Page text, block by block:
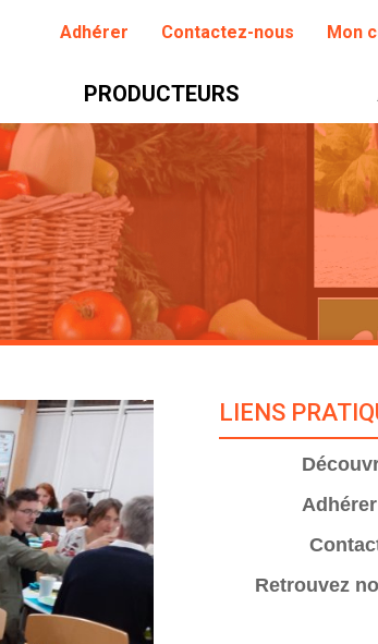
Adhérer Contactez-nous Mon
PRODUCTEURS
LIENS
Retrouvez